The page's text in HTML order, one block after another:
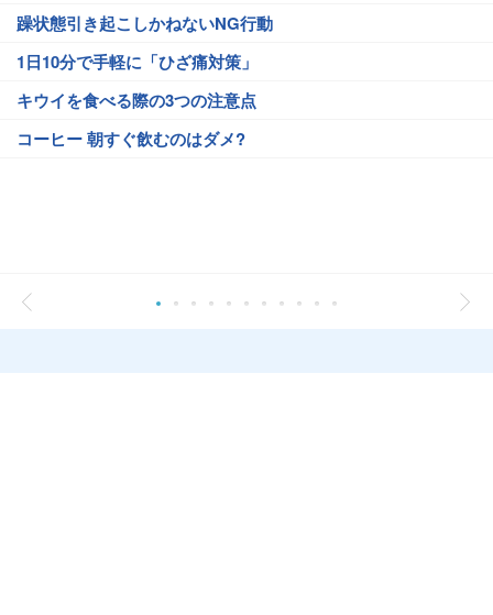
躁状態引き起こしかねないNG行動
1日10分で手軽に「ひざ痛対策」
キウイを食べる際の3つの注意点
コーヒー 朝すぐ飲むのはダメ?